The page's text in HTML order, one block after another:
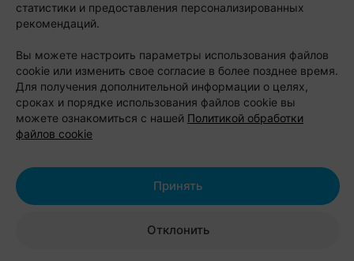
хочется посмотреть на«Стайки»изнутри,
закажите обзорную экскурсию и пройдитесь по
территории, где готовятся профессиональные
спортсмены.
Цены:
питание, полный рацион на день: от 60
рублей с человека;
сауны и восстановительные
статистики и предоставления персонализированных
рекомендаций.
Вы можете настроить параметры использования файлов
cookie или изменить свое согласие в более позднее время.
Для получения дополнительной информации о целях,
сроках и порядке использования файлов cookie вы
можете ознакомиться с нашей Политикой обработки
файлов cookie
Отклонить
Принять